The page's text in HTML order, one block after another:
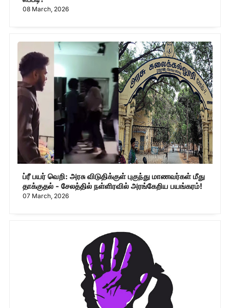
08 March, 2026
ப்ரீ பயர் வெறி: அரசு விடுதிக்குள் புகுந்து மாணவர்கள் மீது
தாக்குதல் - சேலத்தில் நள்ளிரவில் அரங்கேறிய பயங்கரம்!
07 March, 2026